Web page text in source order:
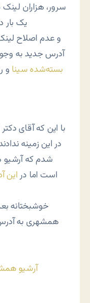
سرور، هزاران
یک بار
آدرس جدید به
بسته‌شده سینا و
در این زمینه
شدم که آرشیو
است اما در این
همشهری به
آرشیو